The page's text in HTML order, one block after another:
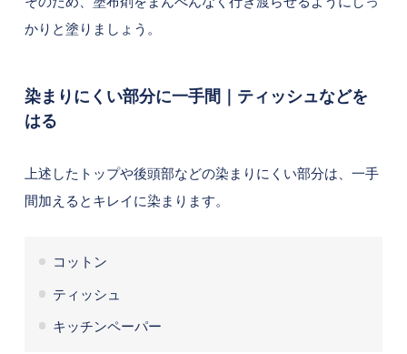
かりと塗りましょう。
染まりにくい部分に一手間｜ティッシュなどを
はる
上述したトップや後頭部などの染まりにくい部分は、一手
間加えるとキレイに染まります。
コットン
ティッシュ
キッチンペーパー